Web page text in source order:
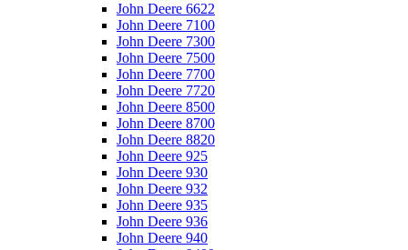
John Deere 6622
John Deere 7100
John Deere 7300
John Deere 7500
John Deere 7700
John Deere 7720
John Deere 8500
John Deere 8700
John Deere 8820
John Deere 925
John Deere 930
John Deere 932
John Deere 935
John Deere 936
John Deere 940